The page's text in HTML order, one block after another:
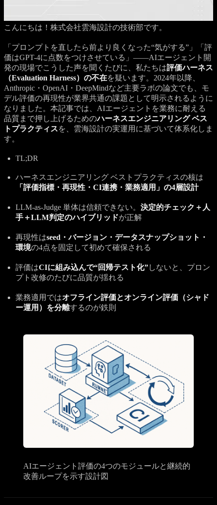
こんにちは！株式会社雲海設計の技術部です。
「プロンプトを直したら前より良くなった“気がする”」「評
価はGPT-4に点数をつけさせている」——AIエージェント開
発の現場でこうした声を聞くたびに、私たちは評価ハーネス
（Evaluation Harness）の不在を疑います。2024年以降、
Anthropic・OpenAI・DeepMindなど主要ラボの論文でも、モ
デル評価の再現性が業界共通の課題として明示されるように
なりました。本記事では、AIエージェントを業務に耐える
品質まで押し上げるためのハーネスエンジニアリング ベス
トプラクティスを、雲海設計の実運用に基づいて体系化しま
す。
TL;DR
ハーネスエンジニアリング ベストプラクティスの核は
「評価指標・再現性・CI連携・業務適用」の4層設計
LLM-as-Judge 単体は信頼できない。 決定的チェック＋人
手＋LLM判定のハイブリッドが正解
再現性はseed・バージョン・データスナップショット・
環境の4点を固定して初めて確保される
評価はCIに組み込んで“回帰テスト化”しないと、プロン
プト改修のたびに品質が揺れる
業務適用ではオフライン評価とオンライン評価（シャド
ー運用）を分離するのが鉄則
AIエージェント評価の4つのモジュールと継続的
改善ループを示す設計図